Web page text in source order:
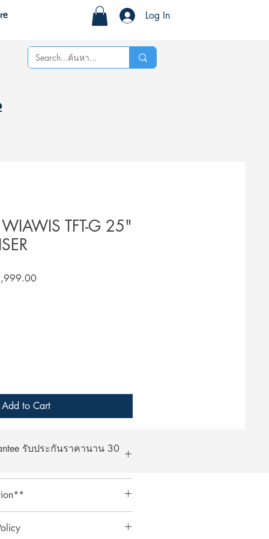
Log In
TFT-G 25"
Sale
Add to Cart
รับประกันราคานาน 30
within 30 days of your
your payment receipt, and we'll